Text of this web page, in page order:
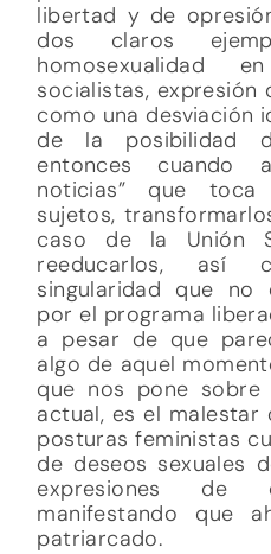
libertad y de
dos claros
homosexualidad
socialistas, expresión
como una desviación
de la posibilidad
entonces cuando
noticias” que
sujetos,
caso de la Unión
reeducarlos, así
singularidad que no
por el programa
a pesar de que
algo de aquel
que nos pone
actual, es el malestar
posturas feministas
de deseos sexuales
expresiones de
manifestando que
patriarcado.